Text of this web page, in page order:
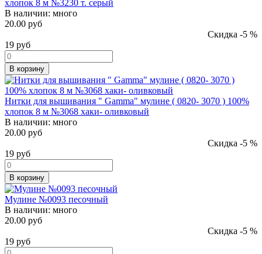
хлопок 8 м №3230 т. серый
В наличии: много
20.00 руб
Скидка -5 %
19 руб
В корзину
Нитки для вышивания " Gamma" мулине ( 0820- 3070 ) 100%
хлопок 8 м №3068 хаки- оливковый
В наличии: много
20.00 руб
Скидка -5 %
19 руб
В корзину
Мулине №0093 песочный
В наличии: много
20.00 руб
Скидка -5 %
19 руб